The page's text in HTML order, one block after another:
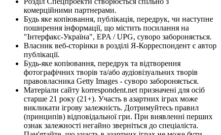
комерційними партнерами.
Будь яке копіювання, публікація, передрук, чи наступне
поширення інформації, що містить посилання на
"Інтерфакс-Україна", EPA / UPG, суворо забороняється.
Власник веб-сторінки в розділі Я-Корреспондент є автор
публікації.
Будь-яке копіювання, передрук та відтворення
фотографічних творів та/або аудіовізуальних творів
правовласника Getty Images - суворо забороняється.
Матеріали сайту korrespondent.net призначені для осіб
старше 21 року (21+). Участь в азартних іграх може
викликати ігрову залежність. Дотримуйтесь правил
(принципів) відповідальної гри. При виявленні перших
ознак залежності негайно зверніться до спеціаліста.